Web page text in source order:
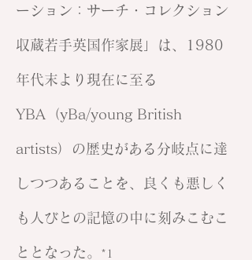
ーション：サーチ・コレクション
収蔵若手英国作家展」は、1980
年代末より現在に至る
YBA（yBa/young British
artists）の歴史がある分岐点に達
しつつあることを、良くも悪しく
も人びとの記憶の中に刻みこむこ
ととなった。 *1